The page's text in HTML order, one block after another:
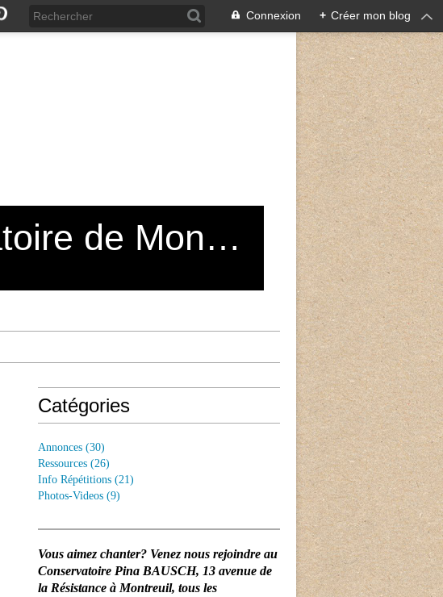
Connexion + Créer mon blog
Grand Choeur du Conservatoire de Montreuil
Catégories
Annonces (30)
Ressources (26)
Info Répétitions (21)
Photos-Videos (9)
Vous aimez chanter? Venez nous rejoindre au
Conservatoire Pina BAUSCH, 13 avenue de
la Résistance à Montreuil, tous les